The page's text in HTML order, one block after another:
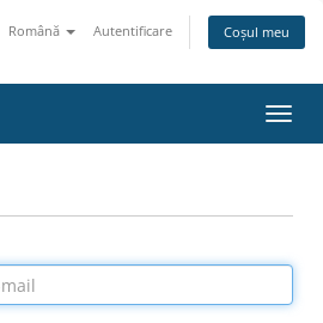
Română Autentificare Coșul meu